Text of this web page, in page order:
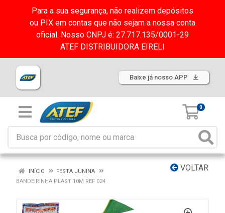
Para a sua segurança, não realizem depósitos
ou PIX em contas que não sejam a nossa conta
oficial. Nosso CNPJ é: 27.717.135/0001-29
ATEF DISTRIBUIDORA EIRELI
Baixe já nosso APP
0
VOLTAR
INÍCIO
FESTA JUNINA
BANDEIRINHA PLAST 10M REF 024